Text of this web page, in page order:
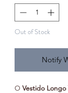
Out of Stock
Notify
O Vestido Longo